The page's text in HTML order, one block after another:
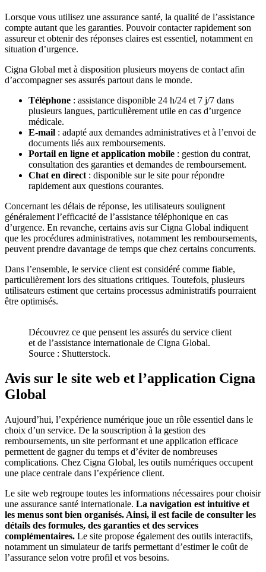
Lorsque vous utilisez une assurance santé, la qualité de l’assistance
compte autant que les garanties. Pouvoir contacter rapidement son
assureur et obtenir des réponses claires est essentiel, notamment en
situation d’urgence.
Cigna Global met à disposition plusieurs moyens de contact afin
d’accompagner ses assurés partout dans le monde.
Téléphone : assistance disponible 24 h/24 et 7 j/7 dans
plusieurs langues, particulièrement utile en cas d’urgence
médicale.
E-mail : adapté aux demandes administratives et à l’envoi de
documents liés aux remboursements.
Portail en ligne et application mobile : gestion du contrat,
consultation des garanties et demandes de remboursement.
Chat en direct : disponible sur le site pour répondre
rapidement aux questions courantes.
Concernant les délais de réponse, les utilisateurs soulignent
généralement l’efficacité de l’assistance téléphonique en cas
d’urgence. En revanche, certains avis sur Cigna Global indiquent
que les procédures administratives, notamment les remboursements,
peuvent prendre davantage de temps que chez certains concurrents.
Dans l’ensemble, le service client est considéré comme fiable,
particulièrement lors des situations critiques. Toutefois, plusieurs
utilisateurs estiment que certains processus administratifs pourraient
être optimisés.
Découvrez ce que pensent les assurés du service client
et de l’assistance internationale de Cigna Global.
Source : Shutterstock.
Avis sur le site web et l’application Cigna
Global
Aujourd’hui, l’expérience numérique joue un rôle essentiel dans le
choix d’un service. De la souscription à la gestion des
remboursements, un site performant et une application efficace
permettent de gagner du temps et d’éviter de nombreuses
complications. Chez Cigna Global, les outils numériques occupent
une place centrale dans l’expérience client.
Le site web regroupe toutes les informations nécessaires pour choisir
une assurance santé internationale. La navigation est intuitive et
les menus sont bien organisés. Ainsi, il est facile de consulter les
détails des formules, des garanties et des services
complémentaires. Le site propose également des outils interactifs,
notamment un simulateur de tarifs permettant d’estimer le coût de
l’assurance selon votre profil et vos besoins.